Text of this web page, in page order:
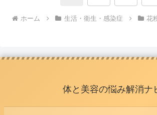
ホーム 生活・衛生・感染症 花
体と美容の悩み解消ナ